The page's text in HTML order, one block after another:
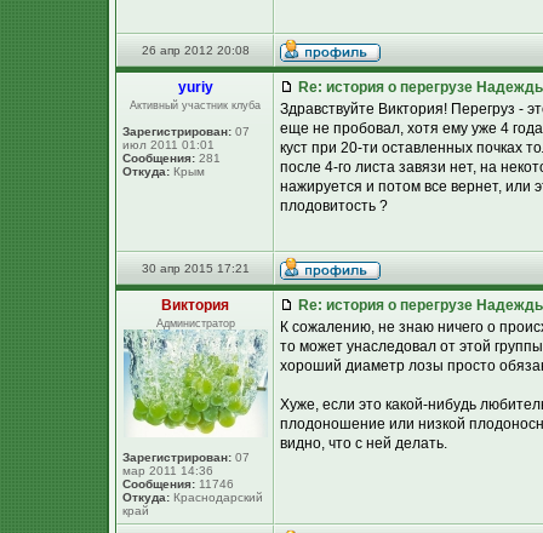
26 апр 2012 20:08
yuriy
Активный участник клуба
Зарегистрирован: 07
июл 2011 01:01
Сообщения: 281
Откуда: Крым
Re: история о перегрузе
Здравствуйте Виктория! Перегруз -
еще не пробовал, хотя ему уже 4
куст при 20-ти оставленных почках
после 4-го листа завязи нет, на
нажируется и потом все вернет, или
плодовитость ?
30 апр 2015 17:21
Виктория
Администратор
Зарегистрирован: 07
мар 2011 14:36
Сообщения: 11746
Откуда: Краснодарский
край
Re: история о перегрузе
К сожалению, не знаю ничего о
то может унаследовал от этой
хороший диаметр лозы просто
Хуже, если это какой-нибудь
плодоношение или низкой
видно, что с ней делать.